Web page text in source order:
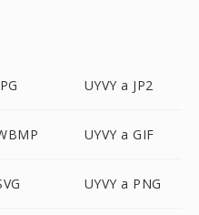
UYVY a JP2
UYVY a GIF
UYVY a PNG